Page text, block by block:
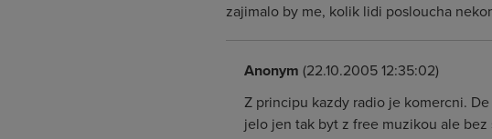
zajimalo by me, kolik lidi posloucha
Anonym (22.10.2005 12:35:02)
Z principu kazdy radio je komercni.
jelo jen tak byt z free muzikou ale